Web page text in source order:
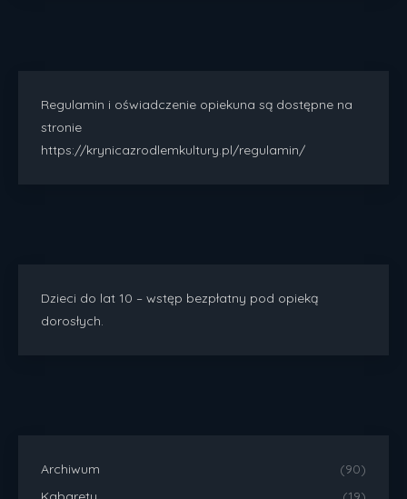
Regulamin i oświadczenie opiekuna są dostępne na
stronie
https://krynicazrodlemkultury.pl/regulamin/
Dzieci do lat 10 – wstęp bezpłatny pod opieką
dorosłych.
Archiwum
(90)